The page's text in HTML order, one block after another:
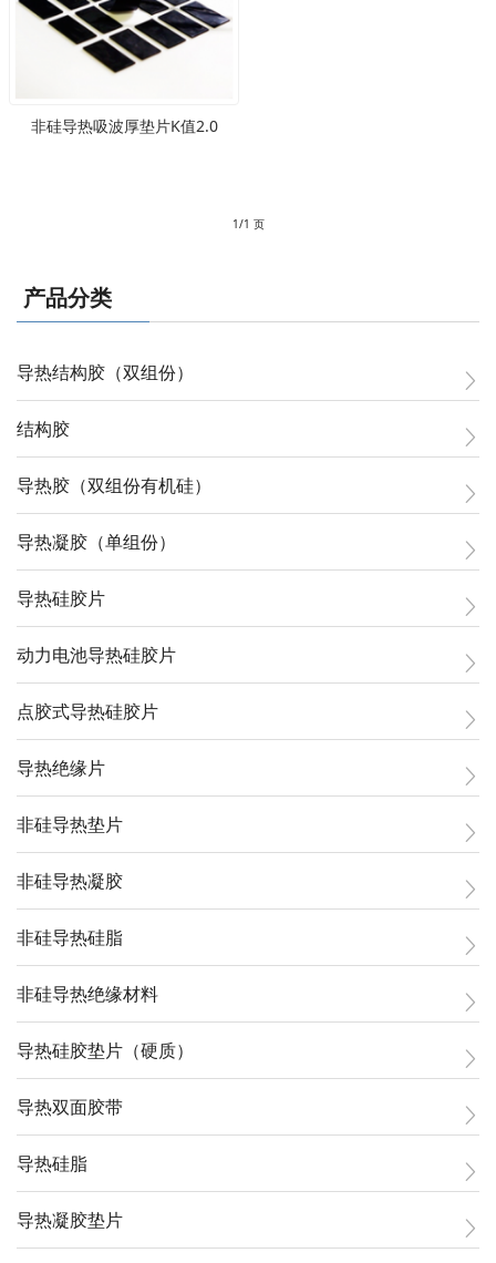
非硅导热吸波厚垫片K值2.0
1/1 页
产品分类
导热结构胶（双组份）
结构胶
导热胶（双组份有机硅）
导热凝胶（单组份）
导热硅胶片
动力电池导热硅胶片
点胶式导热硅胶片
导热绝缘片
非硅导热垫片
非硅导热凝胶
非硅导热硅脂
非硅导热绝缘材料
导热硅胶垫片（硬质）
导热双面胶带
导热硅脂
导热凝胶垫片